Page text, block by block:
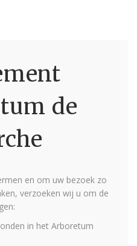
de
en om uw bezoek zo
verzoeken wij u om de
in het Arboretum